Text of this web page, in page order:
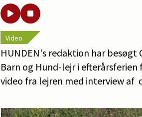
Video
HUNDEN's redaktion har besøgt
Barn og Hund-lejr i
video fra lejren med interview af